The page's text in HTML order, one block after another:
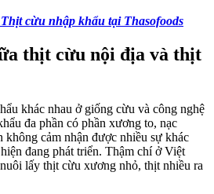
cừu nhập khẩu tại Thasofoods
thịt cừu nội địa và thịt
khác nhau ở giống cừu và công nghệ
đa phần có phần xương to, nạc
cảm nhận được nhiều sự khác
đang phát triển. Thậm chí ở Việt
lấy thịt cừu xương nhỏ, thịt nhiều ra